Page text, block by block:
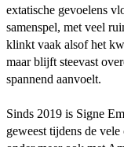
extatische gevoelens
samenspel, met veel
klinkt vaak alsof het
maar blijft steevast
spannend aanvoelt.
Sinds 2019 is Signe
geweest tijdens de